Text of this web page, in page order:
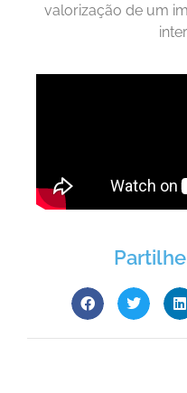
valorização de um